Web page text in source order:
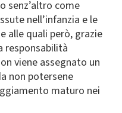
senz’altro come
nell’infanzia e le
alle quali però, grazie
responsabilità
viene assegnato un
non potersene
maturo nei